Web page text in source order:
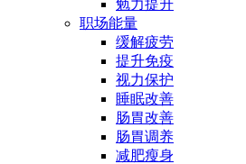
勉力提升
职场能量
缓解疲劳
提升免疫
视力保护
睡眠改善
肠胃改善
肠胃调养
减肥瘦身